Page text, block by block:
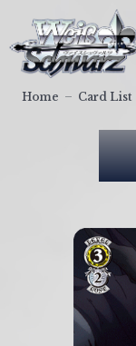
ァ
イ
Home Card List